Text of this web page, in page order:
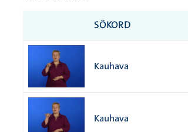
SÖKORD
Kauhava
Kauhava